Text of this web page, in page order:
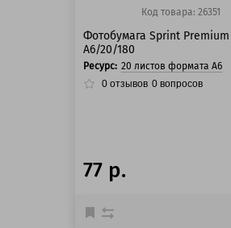
Код товара: 26351
Фотобумага Sprint
A6/20/180
Ресурс: 20 листов формата А6
0 отзывов 0 вопросов
77 р.